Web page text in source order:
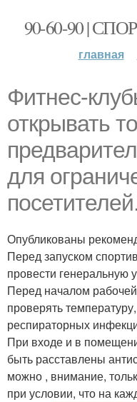
90-60-90 |
главная
Фитнес-
открывать
для
посетителей.
Опубликованы
Перед запуском
провести генеральную
Перед началом
проверять
респираторных
При входе и в
быть расставлены
можно , внимание,
при условии, что на